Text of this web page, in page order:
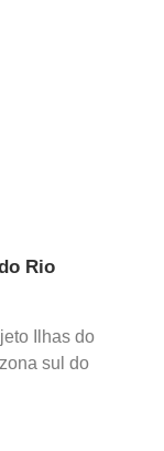
Rio
Ilhas do
sul do